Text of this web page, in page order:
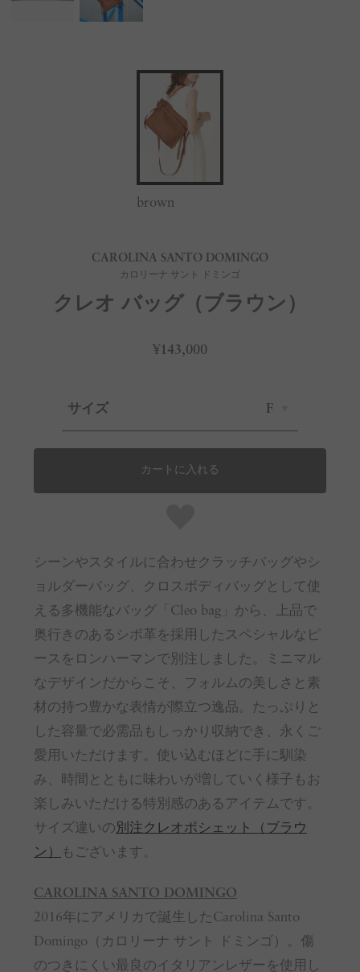
brown
CAROLINA SANTO DOMINGO
カロリーナ サント ドミンゴ
クレオ バッグ（ブラウン）
¥143,000
サイズ F
カートに入れる
シーンやスタイルに合わせクラッチバッグやシ
ョルダーバッグ、クロスボディバッグとして使
える多機能なバッグ「Cleo bag」から、上品で
奥行きのあるシボ革を採用したスペシャルなピ
ースをロンハーマンで別注しました。ミニマル
なデザインだからこそ、フォルムの美しさと素
材の持つ豊かな表情が際立つ逸品。たっぷりと
した容量で必需品もしっかり収納でき、永くご
愛用いただけます。使い込むほどに手に馴染
み、時間とともに味わいが増していく様子もお
楽しみいただける特別感のあるアイテムです。
サイズ違いの別注クレオポシェット（ブラウ
ン）
もございます。
CAROLINA SANTO DOMINGO
2016年にアメリカで誕生したCarolina Santo
Domingo（カロリーナ サント ドミンゴ）。傷
のつきにくい最良のイタリアンレザーを使用し